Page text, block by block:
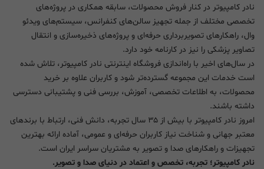
نادر کامپیوتر در کنار فروش محصولات، سابقه همکاری در پروژه‌های
تخصصی مختلف از جمله تجهیز سالن‌های کنفرانس، سیستم‌های ویدئو
وال، راهکارهای تصویربرداری حرفه‌ای و پروژه‌های ذخیره‌سازی و انتقال
تصاویر پزشکی را نیز در کارنامه خود دارد.
در سال‌های اخیر با راه‌اندازی فروشگاه اینترنتی نادر کامپیوتر، تلاش شده
است خدمات این مجموعه گسترده‌تر شود و کاربران علاوه بر خرید
محصولات، به اطلاعات تخصصی، آموزش، بررسی فنی و پشتیبانی دسترسی
داشته باشند.
امروز نادر کامپیوتر با بیش از ۳۵ سال تجربه، دانش فنی، ارتباط با برندهای
معتبر جهانی و شناخت نیاز کاربران حرفه‌ای و عمومی، آماده ارائه بهترین
تجهیزات و راهکارهای صدا و تصویر به مشتریان سراسر ایران است.
نادر کامپیوتر؛ تجربه، تخصص و اعتماد در دنیای صدا و تصویر.